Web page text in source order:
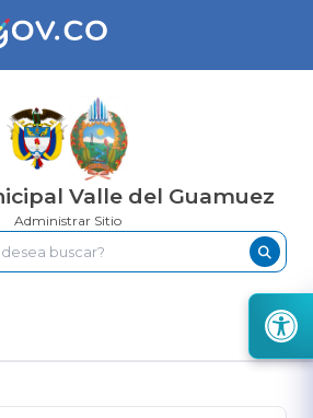
Valle del Guamuez
Administrar Sitio